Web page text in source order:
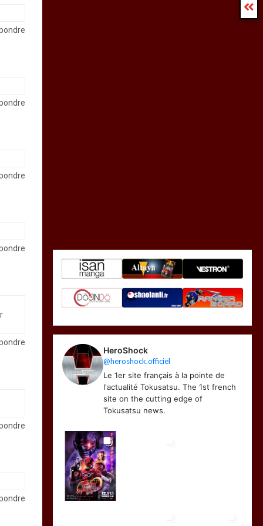
HeroShock
@heroshock.officiel
Le 1er site français à la pointe de
l'actualité Tokusatsu. The 1st french
site on the cutting edge of
Tokusatsu news.